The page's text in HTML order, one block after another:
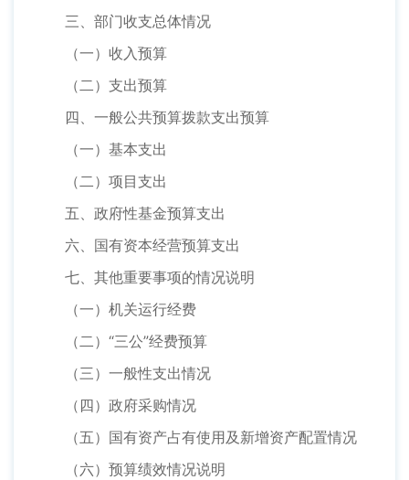
三、部门收支总体情况
（一）收入预算
（二）支出预算
四、一般公共预算拨款支出预算
（一）基本支出
（二）项目支出
五、政府性基金预算支出
六、国有资本经营预算支出
七、其他重要事项的情况说明
（一）机关运行经费
（二）“三公”经费预算
（三）一般性支出情况
（四）政府采购情况
（五）国有资产占有使用及新增资产配置情况
（六）预算绩效情况说明